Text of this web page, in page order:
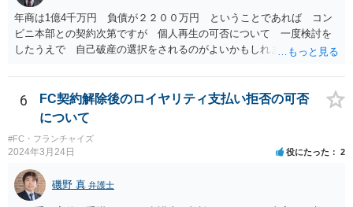
年商は1億4千万円 負債が２２００万円 ということであれば コン
ビニ本部との契約次第ですが 個人再生の可否について 一度検討を
したうえで 自己破産の選択をされるのがよいかもしれません。 ネッ
ば 対応が可能な案件だと存じます。 早急に 弁護士に相談されるの
が良いケースです。
6
FC契約解除後のロイヤリティ支払い拒否の可否
について
#FC・フランチャイズ
2024年3月24日 役にたった 2
磯野 真 弁護士